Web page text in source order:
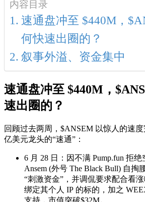
内容目录
速通盘冲至 $440M，
何快速出圈的？
叙事外溢、资金集中
速通盘冲至 $440M，
速出圈的？
回顾过去两周，$ANSEM 以惊人的速
亿美元龙头的“速通”：
6 月 28 日：因不满 Pump.fun 拒
Ansem (外号 The Black Bull) 自掏
“刺激资金”，并调侃要求配合看
绑定其个人 IP 的标的，加之
支持，市值突破$32M。